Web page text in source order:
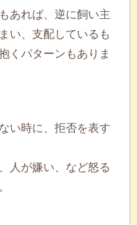
あれば、逆に飼い主
い、支配しているも
くパターンもありま
い時に、拒否を表す
人が嫌い、など怒る